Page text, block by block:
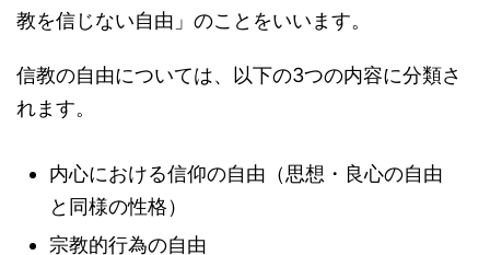
教を信じない自由」のことをいいます。
信教の自由については、以下の3つの内容に分類さ
れます。
内心における信仰の自由（思想・良心の自由
と同様の性格）
宗教的行為の自由